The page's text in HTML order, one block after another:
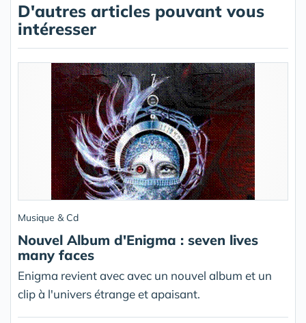
D'autres articles pouvant vous
intéresser
Musique & Cd
Nouvel Album d'Enigma : seven lives
many faces
Enigma revient avec avec un nouvel album et un
clip à l'univers étrange et apaisant.